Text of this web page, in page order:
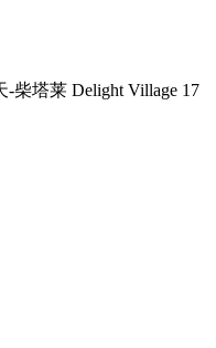
柴塔莱 Delight Village 17